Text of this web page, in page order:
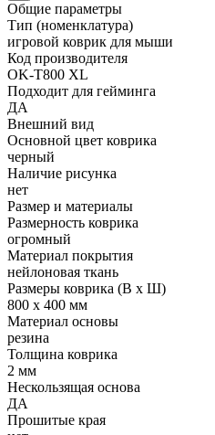
Общие параметры
Тип (номенклатура)
игровой коврик для мыши
Код производителя
OK-T800 XL
Подходит для гейминга
ДА
Внешний вид
Основной цвет коврика
черный
Наличие рисунка
нет
Размер и материалы
Размерность коврика
огромный
Материал покрытия
нейлоновая ткань
Размеры коврика (В х Ш)
800 х 400 мм
Материал основы
резина
Толщина коврика
2 мм
Нескользящая основа
ДА
Прошитые края